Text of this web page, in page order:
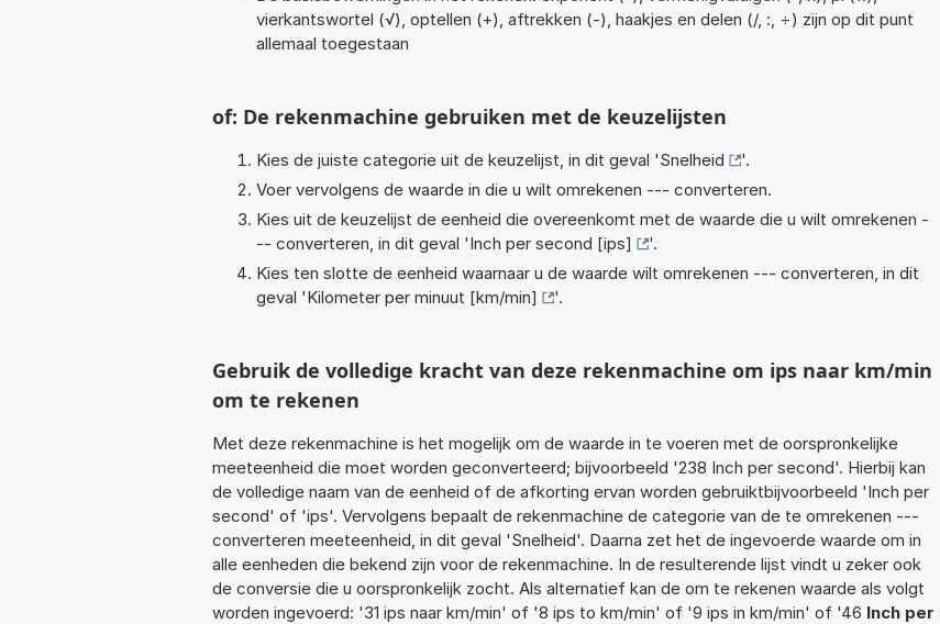
vierkantswortel (√), optellen (+), aftrekken (-), haakjes en delen (/, :, ÷) zijn op dit punt
allemaal toegestaan
of: De rekenmachine gebruiken met de keuzelijsten
Kies de juiste categorie uit de keuzelijst, in dit geval 'Snelheid
'.
Voer vervolgens de waarde in die u wilt omrekenen --- converteren.
Kies uit de keuzelijst de eenheid die overeenkomt met de waarde die u wilt omrekenen -
-- converteren, in dit geval 'Inch per second [ips]
'.
Kies ten slotte de eenheid waarnaar u de waarde wilt omrekenen --- converteren, in dit
geval 'Kilometer per minuut [km/min] '.
Gebruik de volledige kracht van deze rekenmachine om ips naar km/min
om te rekenen
Met deze rekenmachine is het mogelijk om de waarde in te voeren met de oorspronkelijke
meeteenheid die moet worden geconverteerd; bijvoorbeeld '238 Inch per second'. Hierbij kan
de volledige naam van de eenheid of de afkorting ervan worden gebruiktbijvoorbeeld 'Inch per
second' of 'ips'. Vervolgens bepaalt de rekenmachine de categorie van de te omrekenen ---
converteren meeteenheid, in dit geval 'Snelheid'. Daarna zet het de ingevoerde waarde om in
alle eenheden die bekend zijn voor de rekenmachine. In de resulterende lijst vindt u zeker ook
de conversie die u oorspronkelijk zocht. Als alternatief kan de om te rekenen waarde als volgt
worden ingevoerd: '31 ips naar km/min' of '8 ips to km/min' of '9 ips in km/min' of '46 Inch per